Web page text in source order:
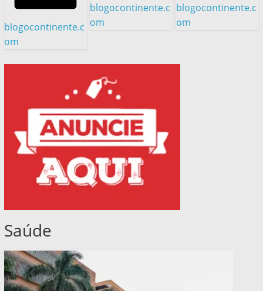
blogocontinente.c
om
blogocontinente.c
om
blogocontinente.c
om
Saúde